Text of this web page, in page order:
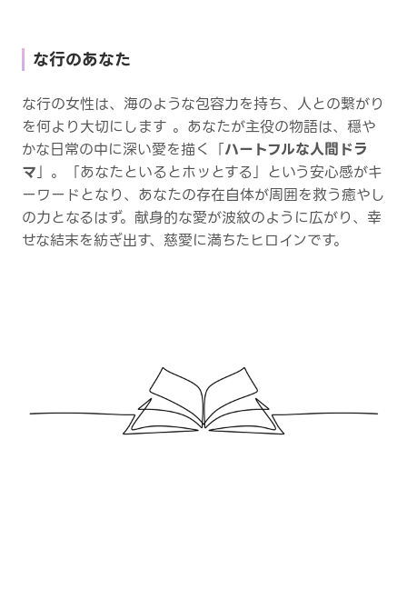
な行のあなた
な行の女性は、海のような包容力を持ち、人との繋がり
を何より大切にします 。あなたが主役の物語は、穏や
かな日常の中に深い愛を描く「ハートフルな人間ドラ
マ」。「あなたといるとホッとする」という安心感がキ
ーワードとなり、あなたの存在自体が周囲を救う癒やし
の力となるはず。献身的な愛が波紋のように広がり、幸
せな結末を紡ぎ出す、慈愛に満ちたヒロインです。